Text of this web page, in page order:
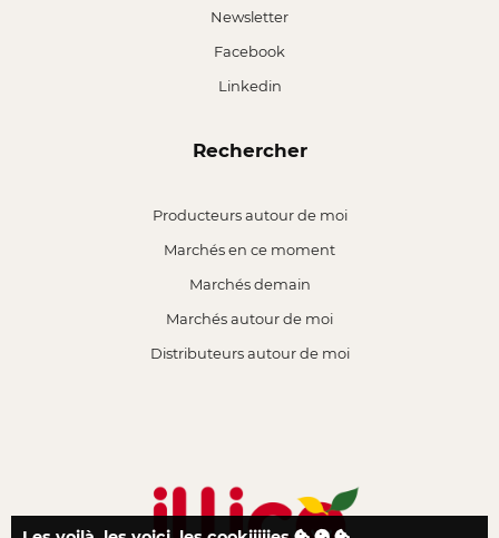
Newsletter
Facebook
Linkedin
Rechercher
Producteurs autour de moi
Marchés en ce moment
Marchés demain
Marchés autour de moi
Distributeurs autour de moi